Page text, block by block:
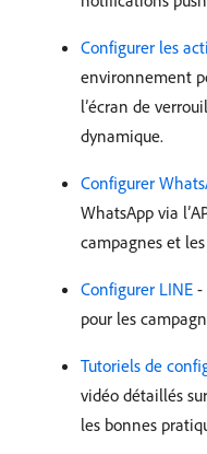
Configurer les
environnement
l’écran de
dynamique.
Configurer
WhatsApp via
campagnes et
Configurer LINE -
pour les
Tutoriels de
vidéo détaillés
les bonnes